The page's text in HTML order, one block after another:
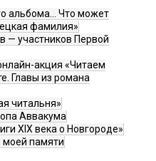
альбома... Что может
фамилия»
— участников Первой
акция «Читаем
Главы из романа
читальня»
Аввакума
XIX века о Новгороде»
моей памяти